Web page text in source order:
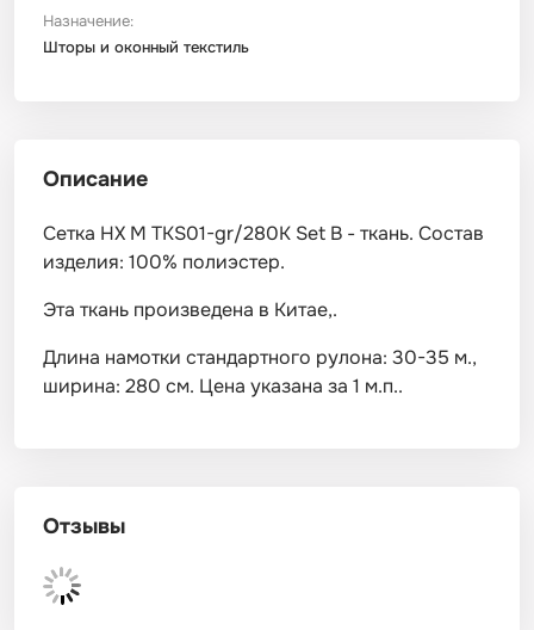
Назначение:
Шторы и оконный текстиль
Описание
Сетка HX M TKS01-gr/280K Set B - ткань. Состав
изделия: 100% полиэстер.
Эта ткань произведена в Китае,.
Длина намотки стандартного рулона: 30-35 м.,
ширина: 280 см. Цена указана за 1 м.п..
Отзывы